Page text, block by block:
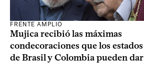
FRENTE AMPLIO
Mujica recibió las máximas
condecoraciones que los estados
de Brasil y Colombia pueden dar